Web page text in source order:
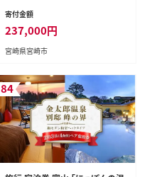
ンダードツインペア宿泊チケット
寄付金額
237,000円
宮崎県宮崎市
84